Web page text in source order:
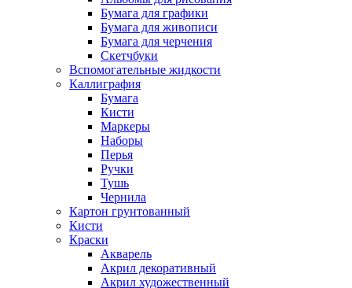
Бумага для графики
Бумага для живописи
Бумага для черчения
Скетчбуки
Вспомогательные жидкости
Каллиграфия
Бумага
Кисти
Маркеры
Наборы
Перья
Ручки
Тушь
Чернила
Картон грунтованный
Кисти
Краски
Акварель
Акрил декоративный
Акрил художественный